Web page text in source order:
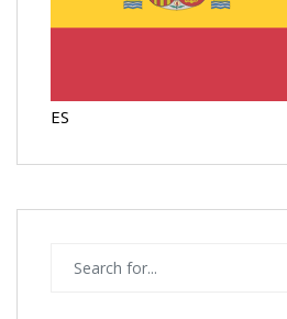
ES